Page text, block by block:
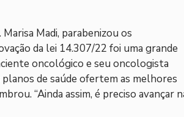
Madi, parabenizou os
da lei 14.307/22 foi uma grande
oncológico e seu oncologista
de saúde ofertem as melhores
“Ainda assim, é preciso avançar